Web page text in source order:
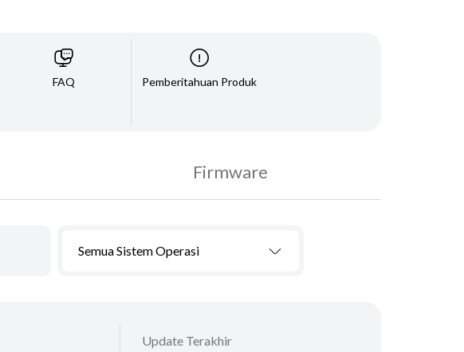
FAQ Pemberitahuan Produk
Firmware
Semua Sistem Operasi
Update Terakhir